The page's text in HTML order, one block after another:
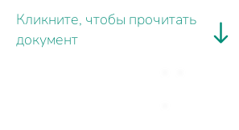
Кликните, чтобы прочитать
документ